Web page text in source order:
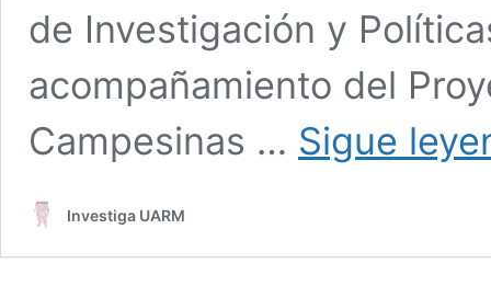
de Investigación y
acompañamiento del
Campesinas … Sigue
Investiga UARM